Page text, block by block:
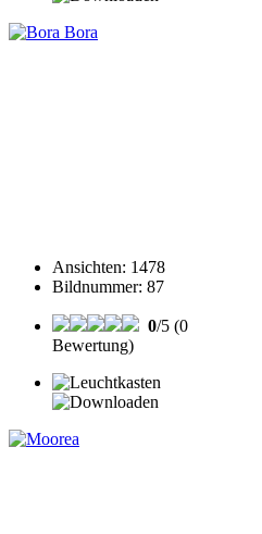
Ansichten: 1478
Bildnummer: 87
0/5 (0
Bewertung)